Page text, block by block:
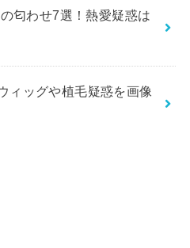
匂わせ7選！熱愛疑惑は
ィッグや植毛疑惑を画像